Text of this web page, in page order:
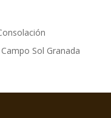
Sol Granada